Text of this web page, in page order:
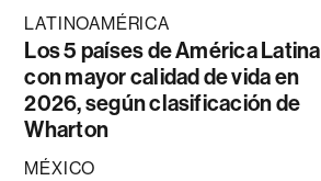
LATINOAMÉRICA
Los 5 países de América Latina
con mayor calidad de vida en
2026, según clasificación de
Wharton
MÉXICO